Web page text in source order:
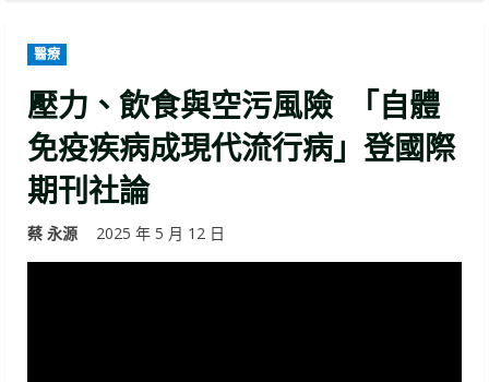
醫療
壓力、飲食與空污風險 「自體
免疫疾病成現代流行病」登國際
期刊社論
蔡 永源 2025 年 5 月 12 日